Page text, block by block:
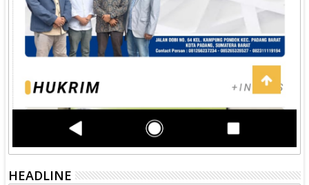
HEADLINE